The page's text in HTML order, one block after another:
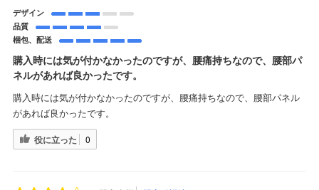
デザイン
品質
梱包、配送
購入時には気が付かなかったのですが、腰痛持ちなので、腰部パ
ネルがあれば良かったです。
購入時には気が付かなかったのですが、腰痛持ちなので、腰部パネル
があれば良かったです。
役に立った 0